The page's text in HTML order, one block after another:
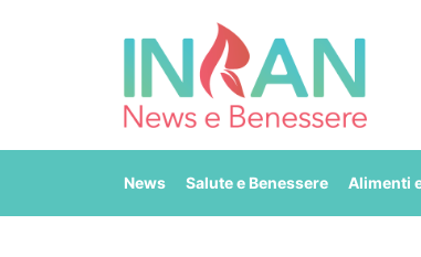
News Salute e Benessere Alimenti